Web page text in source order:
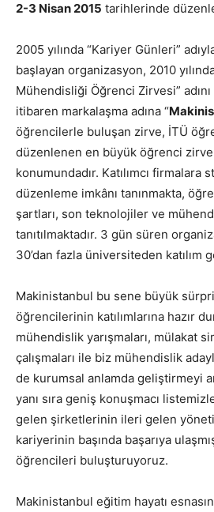
2-3 Nisan 2015 tarihlerinde
2005 yılında “Kariyer Günleri”
başlayan organizasyon, 2010
Mühendisliği Öğrenci Zirvesi” adını
itibaren markalaşma adına “
öğrencilerle buluşan zirve, İTÜ
düzenlenen en büyük öğrenci
konumundadır. Katılımcı firmalara
düzenleme imkânı tanınmakta,
şartları, son teknolojiler ve
tanıtılmaktadır. 3 gün süren
30’dan fazla üniversiteden katılım
Makinistanbul bu sene büyük
öğrencilerinin katılımlarına hazır
mühendislik yarışmaları, mülakat
çalışmaları ile biz mühendislik
de kurumsal anlamda geliştirmeyi
yanı sıra geniş konuşmacı
gelen şirketlerinin ileri gelen
kariyerinin başında başarıya
öğrencileri buluşturuyoruz.
Makinistanbul eğitim hayatı